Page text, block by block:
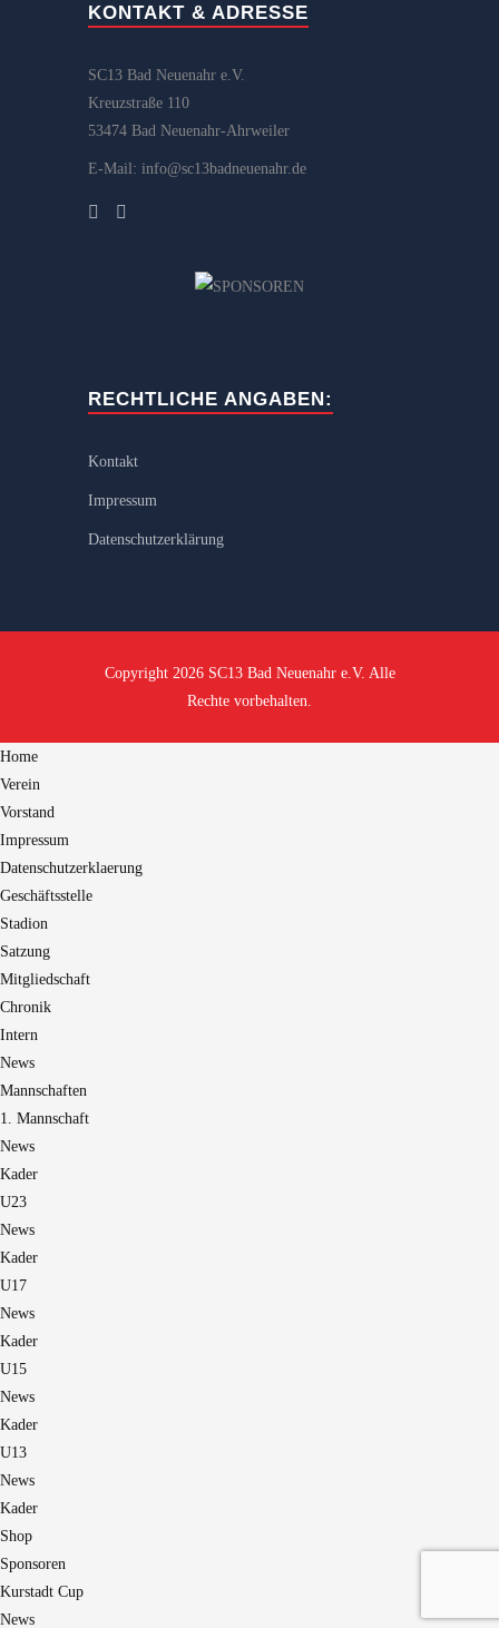
KONTAKT & ADRESSE
SC13 Bad Neuenahr e.V.
Kreuzstraße 110
53474 Bad Neuenahr-Ahrweiler
E-Mail: info@sc13badneuenahr.de
RECHTLICHE ANGABEN:
Kontakt
Impressum
Datenschutzerklärung
Copyright 2026 SC13 Bad Neuenahr e.V. Alle
Rechte vorbehalten.
Home
Verein
Vorstand
Impressum
Datenschutzerklaerung
Geschäftsstelle
Stadion
Satzung
Mitgliedschaft
Chronik
Intern
News
Mannschaften
1. Mannschaft
News
Kader
U23
News
Kader
U17
News
Kader
U15
News
Kader
U13
News
Kader
Shop
Sponsoren
Kurstadt Cup
News